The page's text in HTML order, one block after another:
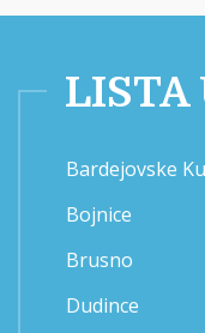
LISTA
Bardejovske
Bojnice
Brusno
Dudince